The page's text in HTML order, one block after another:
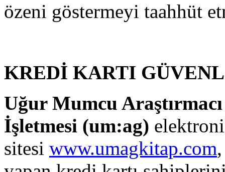
özeni göstermeyi taahhüt
KREDİ KARTI
Uğur Mumcu
İşletmesi (um:ag)
sitesi www.umagkitap.com